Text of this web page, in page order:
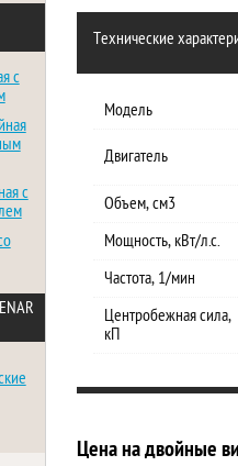
с
с
Технические
Модель
Двигатель
Объем, см3
Мощность, кВт/л.с.
Частота, 1/мин
Центробежная сила,
кП
Цена на двойные